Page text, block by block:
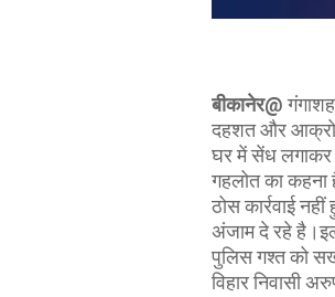
बीकानेर@
दहशत और
घर में सेंध लगाकर
गहलोत का कहना
ठोस कार्रवाई
अंजाम दे रहे
पुलिस गश्त को
विहार निवासी